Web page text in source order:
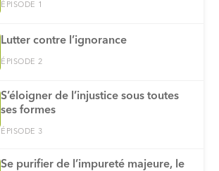
ÉPISODE 1
Lutter contre l’ignorance
ÉPISODE 2
S’éloigner de l’injustice sous toutes
ses formes
ÉPISODE 3
Se purifier de l’impureté majeure, le